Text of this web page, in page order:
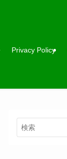
Privacy Policy